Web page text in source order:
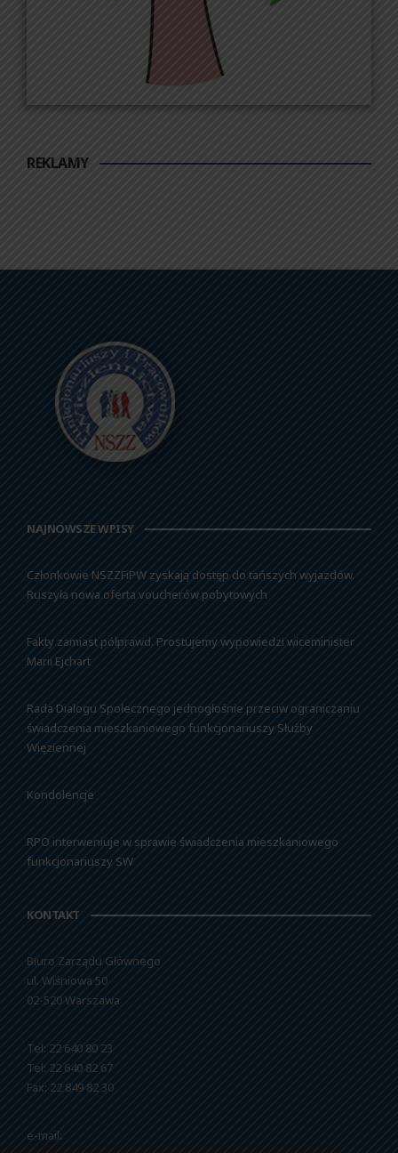
REKLAMY
NAJNOWSZE WPISY
Członkowie NSZZFiPW zyskają dostęp do tańszych wyjazdów.
Ruszyła nowa oferta voucherów pobytowych
Fakty zamiast półprawd. Prostujemy wypowiedzi wiceminister
Marii Ejchart
Rada Dialogu Społecznego jednogłośnie przeciw ograniczaniu
świadczenia mieszkaniowego funkcjonariuszy Służby
Więziennej
Kondolencje
RPO interweniuje w sprawie świadczenia mieszkaniowego
funkcjonariuszy SW
KONTAKT
Biuro Zarządu Głównego
ul. Wiśniowa 50
02-520 Warszawa
Tel: 22 640 80 23
Tel: 22 640 82 67
Fax: 22 849 82 30
e-mail: